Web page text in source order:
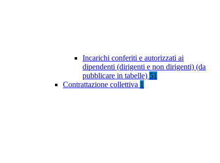
Incarichi conferiti e autorizzati ai
dipendenti (dirigenti e non dirigenti) (da
pubblicare in tabelle) 51
Contrattazione collettiva 1